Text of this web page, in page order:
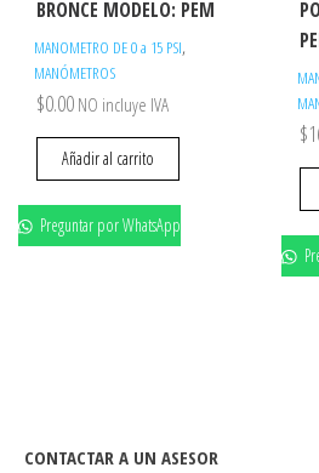
BRONCE MODELO: PEM
MANOMETRO DE 0 a 15 PSI,
MANÓMETROS
$0.00 NO incluye IVA
Añadir al carrito
Preguntar por WhatsApp
$
CONTACTAR A UN ASESOR